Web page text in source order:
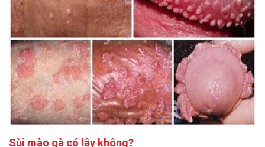
Sùi mào gà có lây không?